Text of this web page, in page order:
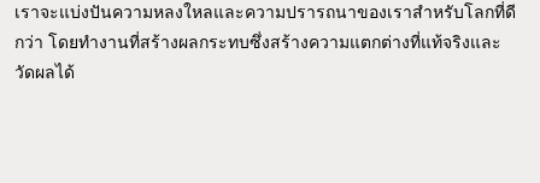
เราจะแบ่งปันความหลงใหลและความปรารถนาของเราสำหรับโลกที่ดี
กว่า โดยทำงานที่สร้างผลกระทบซึ่งสร้างความแตกต่างที่แท้จริงและ
วัดผลได้